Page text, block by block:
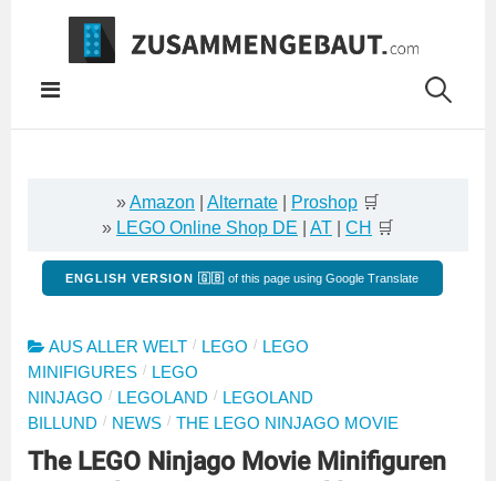
Springe
Inhalt
»Amazon Alternate Proshop 🛒
» LEGO Online Shop DE AT CH 🛒
ENGLISH VERSION 🇬🇧 of this page using Google Translate
AUS ALLER WELT / LEGO / LEGO
MINIFIGURES / LEGO
NINJAGO / LEGOLAND / LEGOLAND
BILLUND / NEWS / THE LEGO NINJAGO MOVIE
The LEGO Ninjago Movie Minifiguren